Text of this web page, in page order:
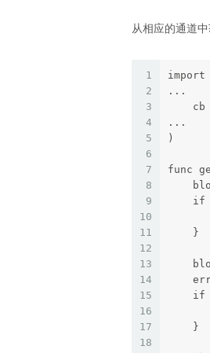
从相应的通道
1
2
3
4
5
6
7
8
9
10
11
12
13
14
15
16
17
18
import
...
cb
...
)
func
if
if